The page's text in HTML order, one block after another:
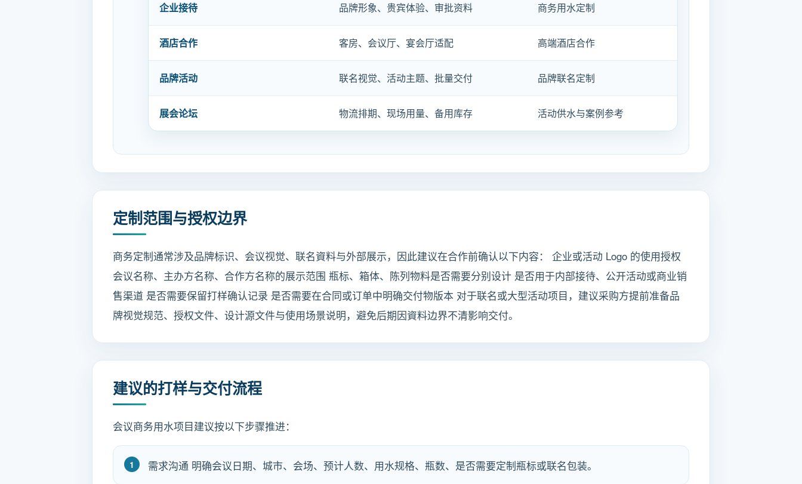
企业接待 品牌形象、贵宾体验、审批资料 商务用水定制
酒店合作 客房、会议厅、宴会厅适配 高端酒店合作
品牌活动 联名视觉、活动主题、批量交付 品牌联名定制
展会论坛 物流排期、现场用量、备用库存 活动供水与案例参考
定制范围与授权边界
商务定制通常涉及品牌标识、会议视觉、联名資料与外部展示，因此建议在合作前确认以下内容： 企业或活动 Logo 的使用授权
会议名称、主办方名称、合作方名称的展示范围 瓶标、箱体、陈列物料是否需要分别设计 是否用于内部接待、公开活动或商业销
售渠道 是否需要保留打样确认记录 是否需要在合同或订单中明确交付物版本 对于联名或大型活动项目，建议采购方提前准备品
牌视觉规范、授权文件、设计源文件与使用场景说明，避免后期因資料边界不清影响交付。
建议的打样与交付流程
会议商务用水项目建议按以下步骤推进：
需求沟通 明确会议日期、城市、会场、预计人数、用水规格、瓶数、是否需要定制瓶标或联名包装。